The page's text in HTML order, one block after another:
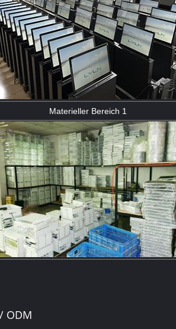
Materieller Bereich 1
ODM